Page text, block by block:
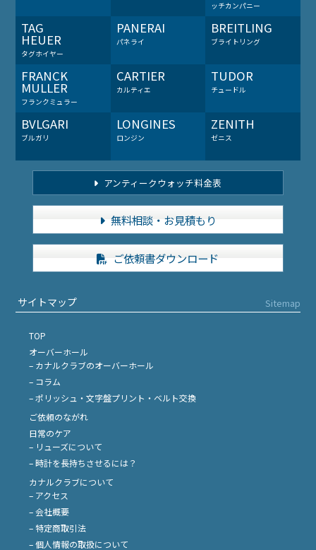
ッチカンパニー
TAG
HEUER
タグホイヤー
PANERAI
パネライ
BREITLING
ブライトリング
FRANCK
MULLER
フランクミュラー
CARTIER
カルティエ
TUDOR
チュードル
BVLGARI
ブルガリ
LONGINES
ロンジン
ZENITH
ゼニス
アンティークウォッチ料金表
無料相談・お見積もり
ご依頼書ダウンロード
サイトマップ Sitemap
TOP
オーバーホール
– カナルクラブのオーバーホール
– コラム
– ポリッシュ・文字盤プリント・ベルト交換
ご依頼のながれ
日常のケア
– リューズについて
– 時計を長持ちさせるには？
カナルクラブについて
– アクセス
– 会社概要
– 特定商取引法
– 個人情報の取扱について